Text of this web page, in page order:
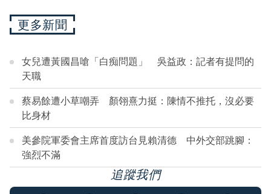
更多新聞
女兒遭黃國昌嗆「白痴問題」 吳益政：記者有提問的
天職
蔡易餘遭小草嘲弄 顏翎熹力挺：陳情不推托，沒必要
比身材
美參院軍委會主席首度訪台見賴清德 中外交部跳腳：
強烈不滿
追蹤我們